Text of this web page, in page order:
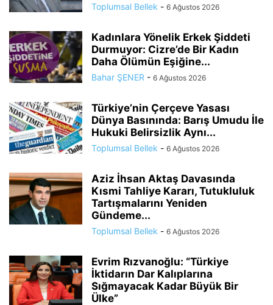
Toplumsal Bellek - 6 Ağustos 2026
Kadınlara Yönelik Erkek Şiddeti
Durmuyor: Cizre’de Bir Kadın
Daha Ölümün Eşiğine...
Bahar ŞENER - 6 Ağustos 2026
Türkiye’nin Çerçeve Yasası
Dünya Basınında: Barış Umudu İle
Hukuki Belirsizlik Aynı...
Toplumsal Bellek - 6 Ağustos 2026
Aziz İhsan Aktaş Davasında
Kısmi Tahliye Kararı, Tutukluluk
Tartışmalarını Yeniden
Gündeme...
Toplumsal Bellek - 6 Ağustos 2026
Evrim Rızvanoğlu: “Türkiye
İktidarın Dar Kalıplarına
Sığmayacak Kadar Büyük Bir
Ülke”